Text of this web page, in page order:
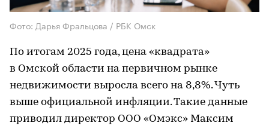
Фото: Дарья Фральцова / РБК Омск
По итогам 2025 года, цена «квадрата»
в Омской области на первичном рынке
недвижимости выросла всего на 8,8%. Чуть
выше официальной инфляции. Такие данные
приводил директор ООО «Омэкс» Максим